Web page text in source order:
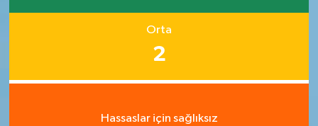
Orta
2
Hassaslar için sağlıksız